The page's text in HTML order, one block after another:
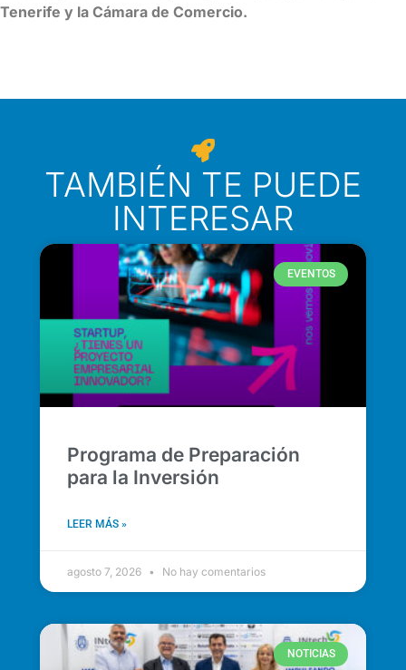
Tenerife y la Cámara de Comercio.
TAMBIÉN TE PUEDE
INTERESAR
EVENTOS
Programa de Preparación
para la Inversión
LEER MÁS »
agosto 7, 2026 No hay comentarios
NOTICIAS